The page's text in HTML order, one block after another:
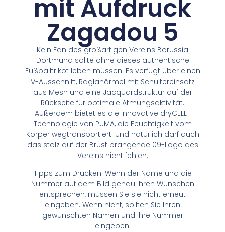
mit Aufdruck
Zagadou 5
Kein Fan des großartigen Vereins Borussia
Dortmund sollte ohne dieses authentische
Fußballtrikot leben müssen. Es verfügt über einen
V-Ausschnitt, Raglanärmel mit Schultereinsatz
aus Mesh und eine Jacquardstruktur auf der
Rückseite für optimale Atmungsaktivität.
Außerdem bietet es die innovative dryCELL-
Technologie von PUMA, die Feuchtigkeit vom
Körper wegtransportiert. Und natürlich darf auch
das stolz auf der Brust prangende 09-Logo des
Vereins nicht fehlen.
Tipps zum Drucken: Wenn der Name und die
Nummer auf dem Bild genau Ihren Wünschen
entsprechen, müssen Sie sie nicht erneut
eingeben. Wenn nicht, sollten Sie Ihren
gewünschten Namen und Ihre Nummer
eingeben.